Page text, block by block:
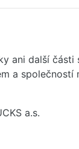
ani další části
a společností
a.s.